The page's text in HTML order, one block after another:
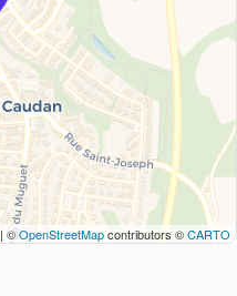
| ©OpenStreetMapcontributors ©CARTO